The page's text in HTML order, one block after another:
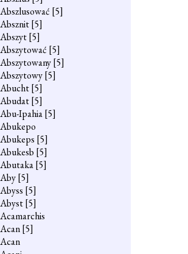
Abszlusować [5]
Absznit[5]
Abszyt[5]
Abszytować [5]
Abszytowany[5]
Abszytowy[5]
Abucht[5]
Abudat[5]
Abu-Ipahia[5]
Abukepo
Abukeps [5]
Abukesb [5]
Abutaka[5]
Aby[5]
Abyss [5]
Abyst[5]
Acamarchis
Acan[5]
Acan